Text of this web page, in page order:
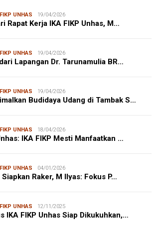
UNHAS 19/04/2026
Rapat Kerja IKA FIKP Unhas, M…
UNHAS 19/04/2026
Lapangan Dr. Tarunamulia BR…
UNHAS 19/04/2026
Budidaya Udang di Tambak S…
UNHAS 18/04/2026
IKA FIKP Mesti Manfaatkan …
UNHAS 04/01/2026
Siapkan Raker, M Ilyas: Fokus P…
UNHAS 12/11/2025
IKA FIKP Unhas Siap Dikukuhkan,…